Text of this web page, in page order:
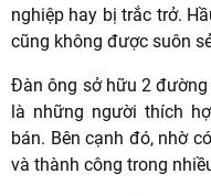
nghiệp hay bị trắc trở.
cũng không được suôn
Đàn ông sở hữu 2
là những người thích
bán. Bên cạnh đó, nhờ
và thành công trong